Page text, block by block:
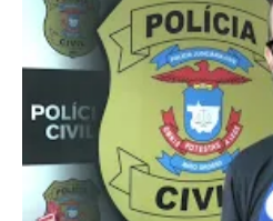
Acesso as notícias publicas
Acesso a comentários
Notícias exclusivas
ANUAL